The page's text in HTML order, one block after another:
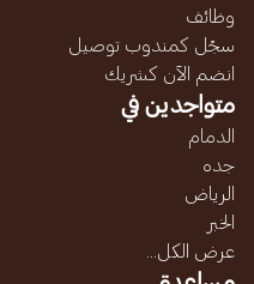
وظائف
سجّل كمندوب توصيل
انضم الآن كشريك
متواجدين في
الدمام
جده
الرياض
الخبر
عرض الكل...